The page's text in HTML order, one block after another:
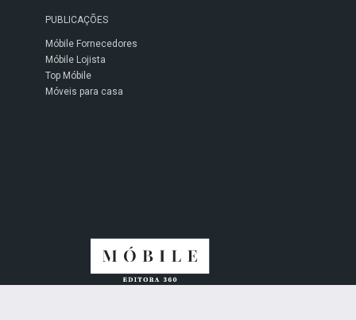
PUBLICAÇÕES
Móbile Fornecedores
Móbile Lojista
Top Móbile
Móveis para casa